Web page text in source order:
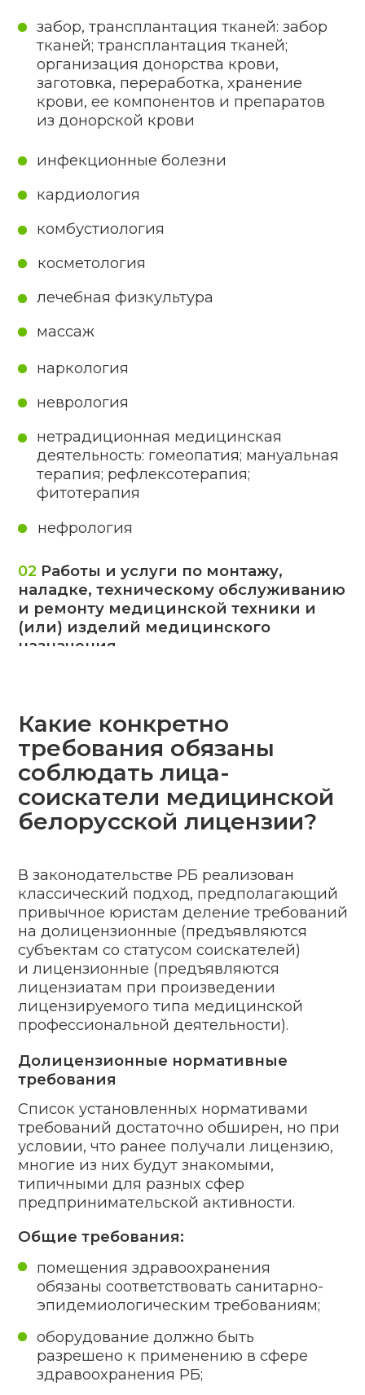
помещения здравоохранения
обязаны соответствовать санитарно-
эпидемиологическим требованиям;
присутствие у директора,
заместителя, главы подразделения
высшего профильного образования;
врачебной категории;
произведение функционирования
кроме ситуаций оказания
у пациента;
присутствие у нанятого персонала
(не меньше чем у 1-го на заявленную
присутствие штатного специалиста,
официально подписанного договора
со сторонней организацией;
оборудование должно быть
предпринимательской активности.
Общие требования:
квалификационное повышение или
пройденная успешно
переподготовка по медицинскому
профилю;
Требования для юрлица или
зарубежной компании:
лицензируемое функционирование
помещений, профильного
оборудования и т. д.
среднее специальное/высшее
профильное образование;
высшее или среднее специальное
профильное образование;
Специальные установленные
нормативами требования для ИП:
Требования для персонала ИП:
рабочий стаж от 3 лет для имеющих
Главное условие для организации —
строгое, неукоснительное соблюдение
законодательства РБ, на основании
которого вручается лицензия
на осуществление медицинской
Кроме того:
Лицензионные требования
1-я или высшая профессиональная
квалификационная категория;
квалификационная профессиональная
категория;
повышение профессиональной
медицинской квалификации или
успешно пройденная
переподготовка по профилю.
повышение медицинской
квалификации или успешно
пройденная профильная
переподготовка.
действовать согласно нормативам,
регулирующим уровень
предоставляемых населению
медуслуг;
с момента увольнения назначать
новых работников соответствующего
профиля.